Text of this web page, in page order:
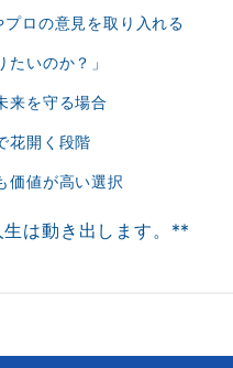
ロの意見を取り入れる
いのか？」
来を守る場合
花開く段階
価値が高い選択
は動き出します。**